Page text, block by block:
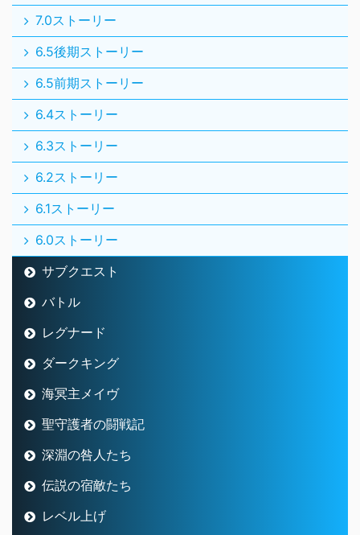
7.0ストーリー
6.5後期ストーリー
6.5前期ストーリー
6.4ストーリー
6.3ストーリー
6.2ストーリー
6.1ストーリー
6.0ストーリー
サブクエスト
バトル
レグナード
ダークキング
海冥主メイヴ
聖守護者の闘戦記
深淵の咎人たち
伝説の宿敵たち
レベル上げ